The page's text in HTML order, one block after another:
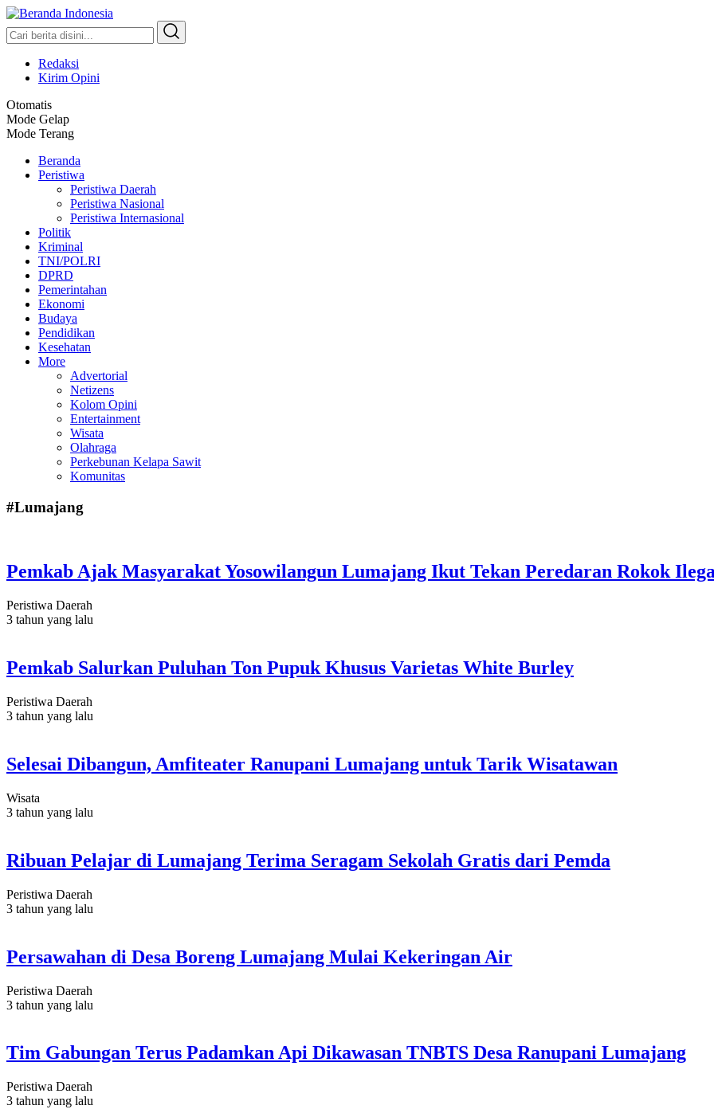
Beranda Indonesia
Independent, Tajam dan Terpercaya
Redaksi
Kirim Opini
Otomatis
Mode Gelap
Mode Terang
Beranda
Peristiwa
Peristiwa Daerah
Peristiwa Nasional
Peristiwa Internasional
Politik
Kriminal
TNI/POLRI
DPRD
Pemerintahan
Ekonomi
Budaya
Pendidikan
Kesehatan
More
Advertorial
Netizens
Kolom Opini
Entertainment
Wisata
Olahraga
Perkebunan Kelapa Sawit
Komunitas
#Lumajang
Pemkab Ajak Masyarakat Yosowilangun Lumajang Ikut Tekan Peredaran Rokok
Peristiwa Daerah
3 tahun yang lalu
Pemkab Salurkan Puluhan Ton Pupuk Khusus Varietas White Burley
Peristiwa Daerah
3 tahun yang lalu
Selesai Dibangun, Amfiteater Ranupani Lumajang untuk Tarik Wisatawan
Wisata
3 tahun yang lalu
Ribuan Pelajar di Lumajang Terima Seragam Sekolah Gratis dari Pemda
Peristiwa Daerah
3 tahun yang lalu
Persawahan di Desa Boreng Lumajang Mulai Kekeringan Air
Peristiwa Daerah
3 tahun yang lalu
Tim Gabungan Terus Padamkan Api Dikawasan TNBTS Desa Ranupani Lumajang
Peristiwa Daerah
3 tahun yang lalu